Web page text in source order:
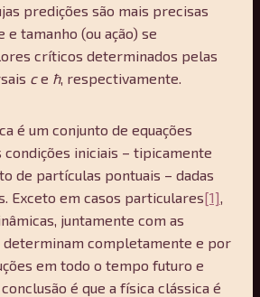
predições são mais precisas
e tamanho (ou ação) se
críticos determinados pelas
ce ħ, respectivamente.
é um conjunto de equações
condições iniciais – tipicamente
de partículas pontuais – dadas
Exceto em casos particulares[1]
juntamente com as
determinam completamente e por
em todo o tempo futuro e
é que a física clássica é